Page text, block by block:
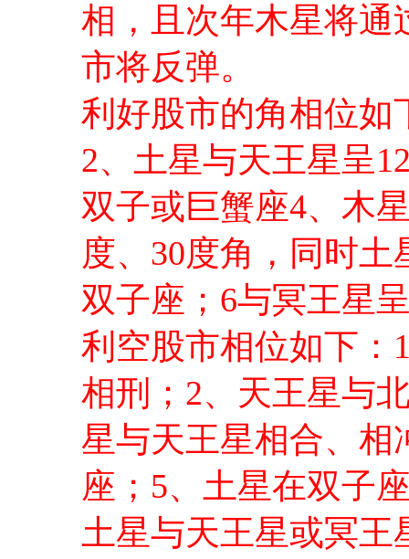
相，且次年木星将通
市将反弹。
利好股市的角相位如
2、土星与天王星呈
双子或巨蟹座4、木
度、30度角，同时
双子座；6与冥王星
利空股市相位如下：
相刑；2、天王星与
星与天王星相合、相
座；5、土星在双子
土星与天王星或冥